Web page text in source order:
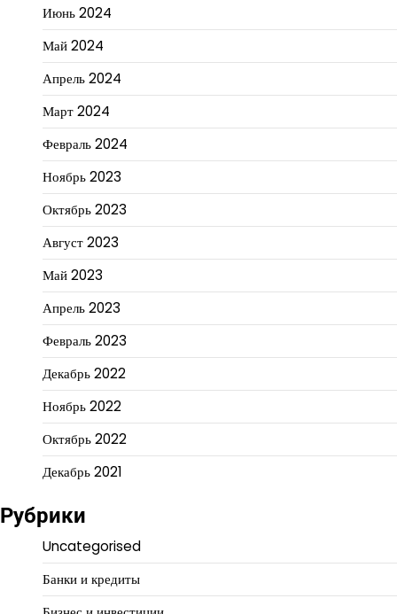
Июнь 2024
Май 2024
Апрель 2024
Март 2024
Февраль 2024
Ноябрь 2023
Октябрь 2023
Август 2023
Май 2023
Апрель 2023
Февраль 2023
Декабрь 2022
Ноябрь 2022
Октябрь 2022
Декабрь 2021
Рубрики
Uncategorised
Банки и кредиты